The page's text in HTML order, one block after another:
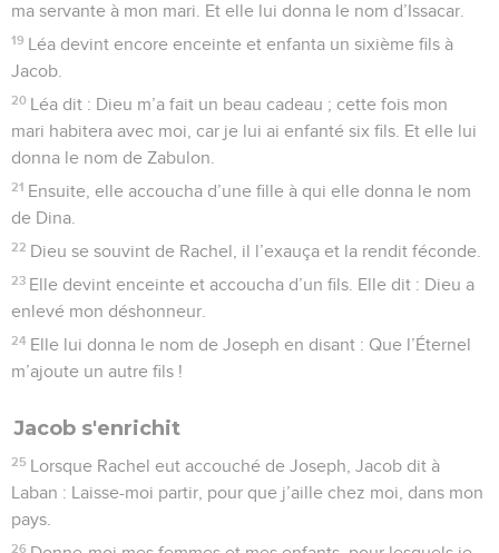
ma servante à mon mari. Et elle lui donna le nom d’Issacar.
19 Léa devint encore enceinte et enfanta un sixième fils à
Jacob.
20 Léa dit : Dieu m’a fait un beau cadeau ; cette fois mon
mari habitera avec moi, car je lui ai enfanté six fils. Et elle lui
donna le nom de Zabulon.
21 Ensuite, elle accoucha d’une fille à qui elle donna le nom
de Dina.
22 Dieu se souvint de Rachel, il l’exauça et la rendit féconde.
23 Elle devint enceinte et accoucha d’un fils. Elle dit : Dieu a
enlevé mon déshonneur.
24 Elle lui donna le nom de Joseph en disant : Que l’Éternel
m’ajoute un autre fils !
Jacob s'enrichit
25 Lorsque Rachel eut accouché de Joseph, Jacob dit à
Laban : Laisse-moi partir, pour que j’aille chez moi, dans mon
pays.
26